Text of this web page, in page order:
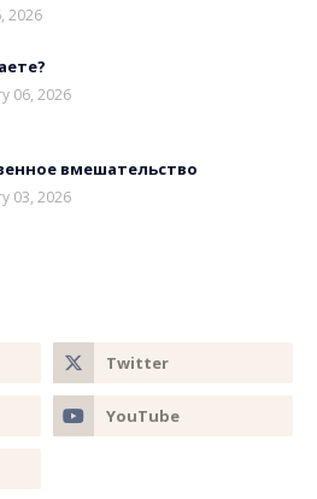
2026
06, 2026
вмешательство
03, 2026